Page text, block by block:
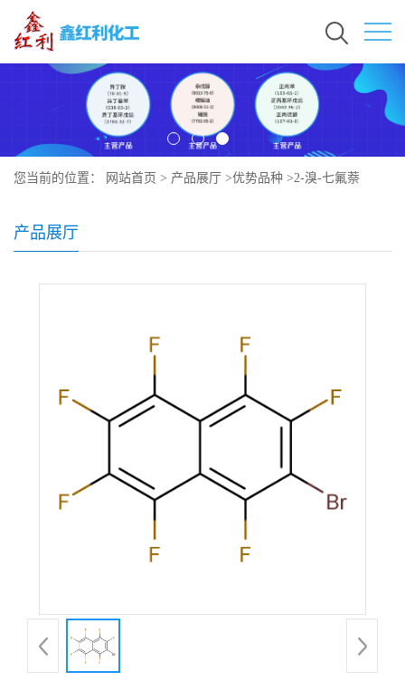
您当前的位置： 网站首页 > 产品展厅 >优势品种 >2-溴-七氟萘
产品展厅